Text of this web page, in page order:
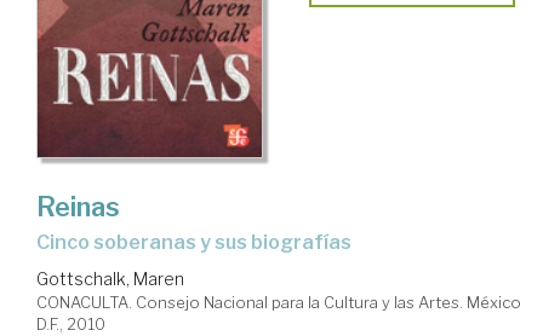
Reinas
cinco soberanas y sus biografías
Gottschalk, Maren
CONACULTA. Consejo Nacional para la Cultura y las Artes. México
D.F., 2010